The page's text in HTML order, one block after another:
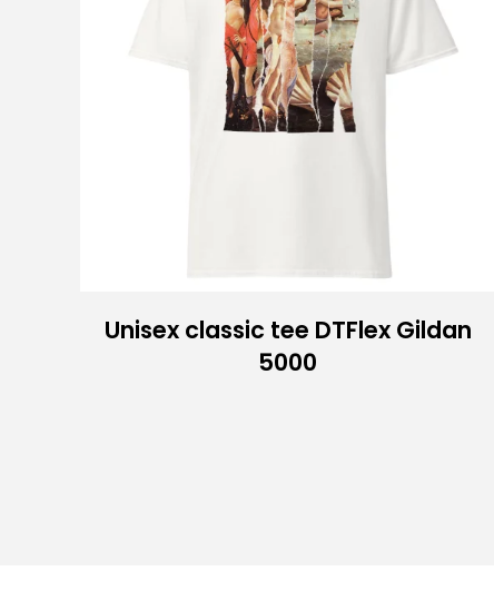
Unisex classic tee DTFlex Gildan
5000